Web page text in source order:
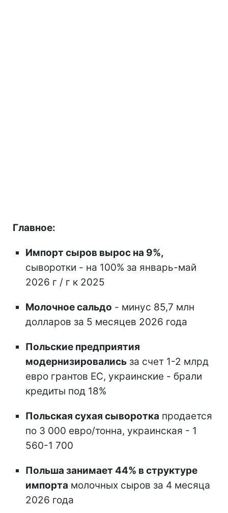
Главное:
Импорт сыров вырос на 9%,
сыворотки - на 100% за январь-май
2026 г / г к 2025
Молочное сальдо - минус 85,7 млн
долларов за 5 месяцев 2026 года
Польские предприятия
модернизировались за счет 1-2 млрд
евро грантов ЕС, украинские - брали
кредиты под 18%
Польская сухая сыворотка продается
по 3 000 евро/тонна, украинская - 1
560-1 700
Польша занимает 44% в структуре
импорта молочных сыров за 4 месяца
2026 года